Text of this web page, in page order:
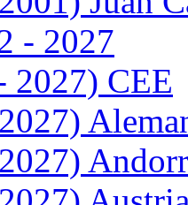
- 2027
2027) CEE